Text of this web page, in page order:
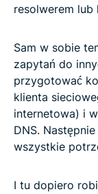
resolwerem lub
Sam w sobie
zapytań do
przygotować
klienta
internetowa) i
DNS. Następnie
wszystkie
I tu dopiero